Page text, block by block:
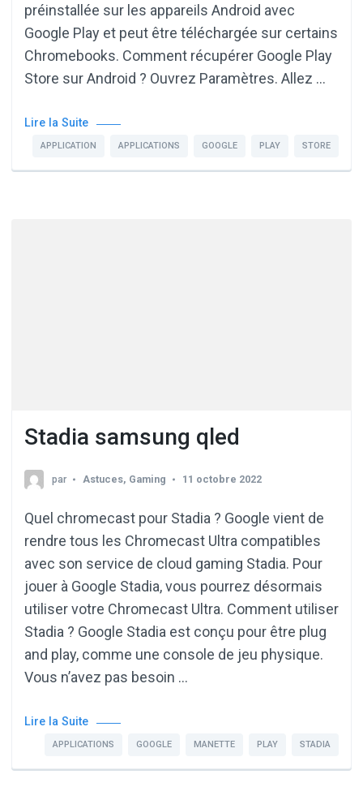
préinstallée sur les appareils Android avec
Google Play et peut être téléchargée sur certains
Chromebooks. Comment récupérer Google Play
Store sur Android ? Ouvrez Paramètres. Allez …
Lire la Suite
APPLICATION APPLICATIONS GOOGLE PLAY STORE
Stadia samsung qled
par Astuces, Gaming 11 octobre 2022
Quel chromecast pour Stadia ? Google vient de
rendre tous les Chromecast Ultra compatibles
avec son service de cloud gaming Stadia. Pour
jouer à Google Stadia, vous pourrez désormais
utiliser votre Chromecast Ultra. Comment utiliser
Stadia ? Google Stadia est conçu pour être plug
and play, comme une console de jeu physique.
Vous n’avez pas besoin …
Lire la Suite
APPLICATIONS GOOGLE MANETTE PLAY STADIA